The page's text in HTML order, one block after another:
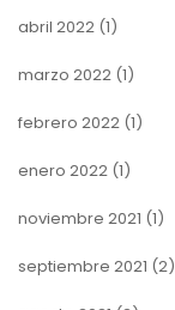
abril 2022 (1)
marzo 2022 (1)
febrero 2022 (1)
enero 2022 (1)
noviembre 2021 (1)
septiembre 2021 (2)